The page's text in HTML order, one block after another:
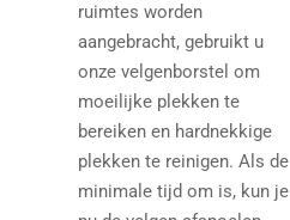
ruimtes worden
aangebracht, gebruikt u
onze velgenborstel om
moeilijke plekken te
bereiken en hardnekkige
plekken te reinigen. Als de
minimale tijd om is, kun je